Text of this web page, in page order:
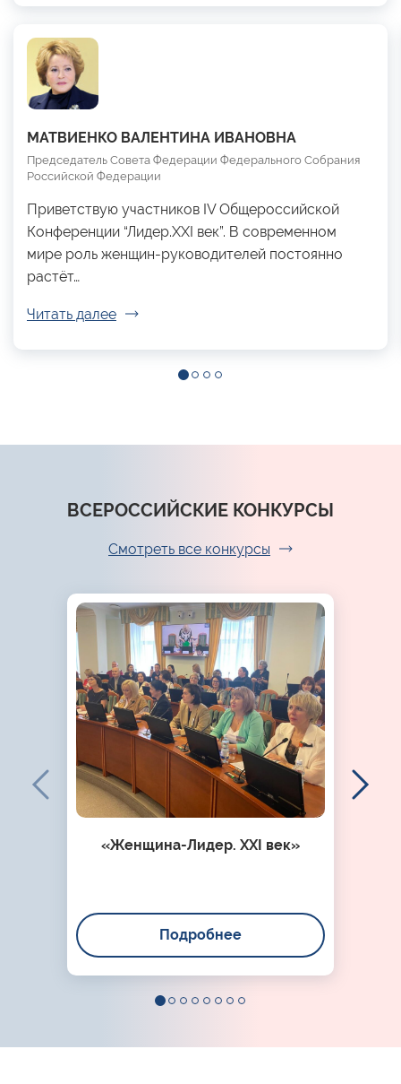
МАТВИЕНКО ВАЛЕНТИНА ИВАНОВНА
Председатель Совета Федерации Федерального Собрания
Российской Федерации
Приветствую участников IV Общероссийской
Конференции “Лидер.XXI век”. В современном
мире роль женщин-руководителей постоянно
растёт…
Читать далее
ВСЕРОССИЙСКИЕ КОНКУРСЫ
Смотреть все конкурсы
«Женщина-Лидер. XXI век»
Подробнее